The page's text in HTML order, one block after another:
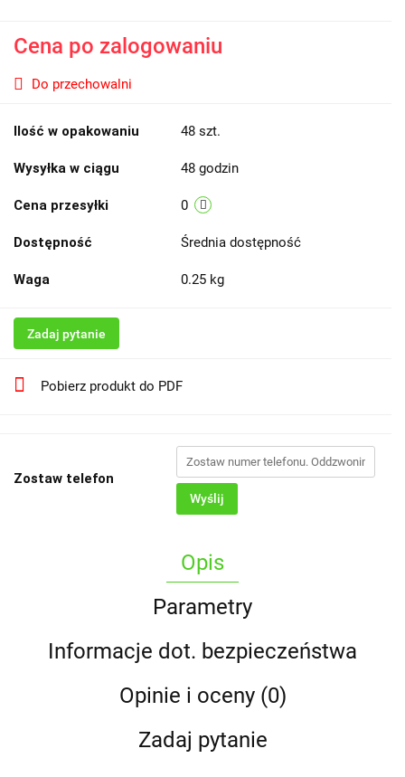
Cena po zalogowaniu
Do przechowalni
Ilość w opakowaniu 48 szt.
Wysyłka w ciągu 48 godzin
Cena przesyłki 0
Dostępność Średnia dostępność
Waga 0.25 kg
Zadaj pytanie
Pobierz produkt do PDF
Zostaw telefon
Wyślij
Opis
Parametry
Informacje dot. bezpieczeństwa
Opinie i oceny (0)
Zadaj pytanie